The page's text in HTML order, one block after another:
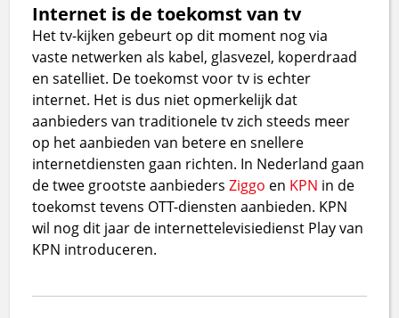
Internet is de toekomst van tv
Het tv-kijken gebeurt op dit moment nog via
vaste netwerken als kabel, glasvezel, koperdraad
en satelliet. De toekomst voor tv is echter
internet. Het is dus niet opmerkelijk dat
aanbieders van traditionele tv zich steeds meer
op het aanbieden van betere en snellere
internetdiensten gaan richten. In Nederland gaan
de twee grootste aanbiedersZiggo en KPN in de
toekomst tevens OTT-diensten aanbieden. KPN
wil nog dit jaar de internettelevisiedienst Play van
KPN introduceren.